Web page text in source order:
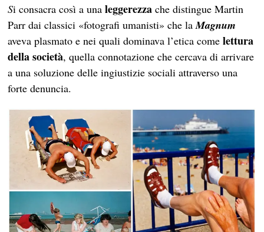
Si consacra così a unaleggerezza che distingue Martin
Parr dai classici «fotografi umanisti» che laMagnum
aveva plasmato e nei quali dominava l’etica come lettura
della società, quella connotazione che cercava di arrivare
a una soluzione delle ingiustizie sociali attraverso una
forte denuncia.